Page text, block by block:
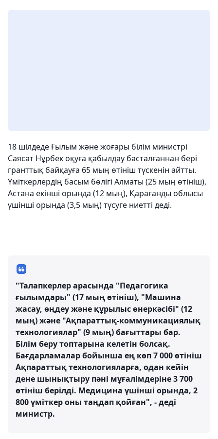
18 шілдеде Ғылым және жоғары білім министрі
Саясат Нұрбек оқуға қабылдау басталғаннан бері
гранттық байқауға 65 мың өтініш түскенін айтты.
Үміткерлердің басым бөлігі Алматы (25 мың өтініш),
Астана екінші орында (12 мың), Қарағанды ​​облысы
үшінші орында (3,5 мың) түсуге ниетті деді.
"Талапкерлер арасында "Педагогика
ғылымдары" (17 мың өтініш), "Машина
жасау, өңдеу және құрылыс өнеркәсібі" (12
мың) және "Ақпараттық-коммуникациялық
технологиялар" (9 мың) бағыттары бар.
Білім беру топтарына келетін болсақ.
Бағдарламалар бойынша ең көп 7 000 өтініш
Ақпараттық технологияларға, одан кейін
дене шынықтыру пәні мұғалімдеріне 3 700
өтініш берілді. Медицина үшінші орында, 2
800 үміткер оны таңдап қойған", - деді
министр.